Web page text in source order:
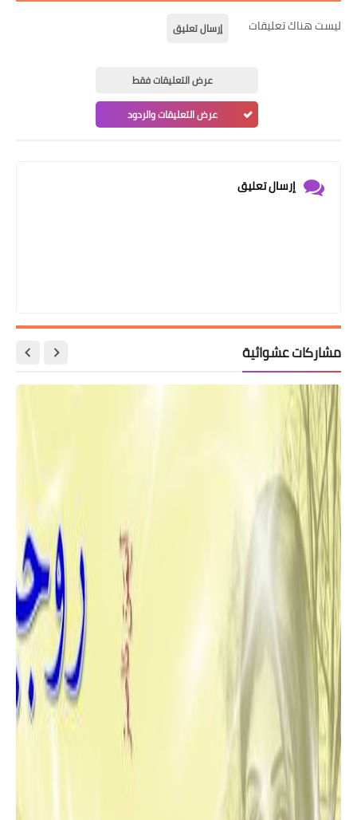
ليست هناك تعليقات إرسال تعليق
عرض التعليقات فقط
عرض التعليقات والردود
إرسال تعليق
مشاركات عشوائية